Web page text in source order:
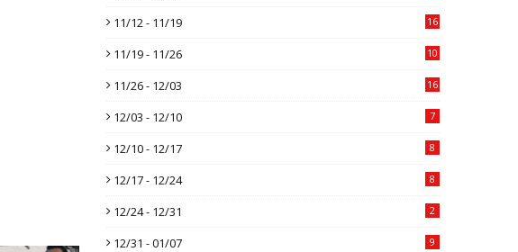
11/12 - 11/19 16
11/19 - 11/26 10
11/26 - 12/03 16
12/03 - 12/10 7
12/10 - 12/17 8
12/17 - 12/24 8
12/24 - 12/31 2
12/31 - 01/07 9